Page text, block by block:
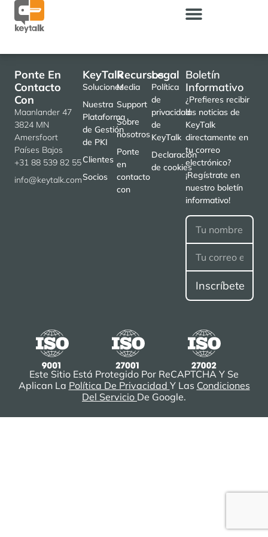
KeyTalk
Soluciones
Nuestra
Plataforma
de Gestión
de PKI
Clientes
Socios
Recursos
Media
Support
Sobre
nosotros
Ponte
en
contacto
con
Legal
Política
de
privacidad
de
KeyTalk
Declaración
de cookies
Ponte En
Contacto
Con
Maanlander 47
3824 MN
Amersfoort
Países Bajos
+31 88 539 82 55
info@keytalk.com
Boletín
Informativo
¿Prefieres recibir
las noticias de
KeyTalk
directamente en
tu correo
electrónico?
¡Regístrate en
nuestro boletín
informativo!
Este Sitio Está Protegido Por ReCAPTCHA Y Se
Aplican La Política De Privacidad Y Las Condiciones
Del Servicio De Google.